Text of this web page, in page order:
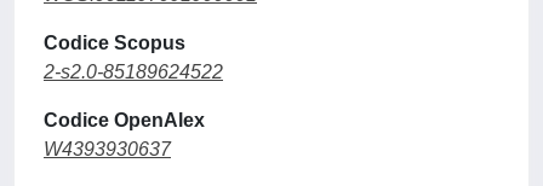
Codice Scopus
2-s2.0-85189624522
Codice OpenAlex
W4393930637